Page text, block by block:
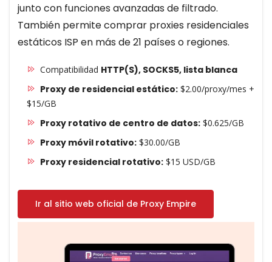
junto con funciones avanzadas de filtrado.
También permite comprar proxies residenciales
estáticos ISP en más de 21 países o regiones.
Compatibilidad HTTP(S), SOCKS5, lista blanca
Proxy de residencial estático:$2.00/proxy/mes +
$15/GB
Proxy rotativo de centro de datos:$0.625/GB
Proxy móvil rotativo:$30.00/GB
Proxy residencial rotativo:$15 USD/GB
Ir al sitio web oficial de Proxy Empire